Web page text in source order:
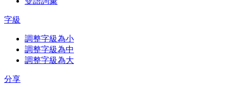
字級
調整字級為小
調整字級為中
調整字級為大
分享